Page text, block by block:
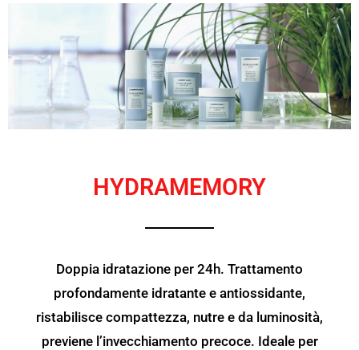
HYDRAMEMORY
Doppia idratazione per 24h. Trattamento
profondamente idratante e antiossidante,
ristabilisce compattezza, nutre e da luminosità,
previene l’invecchiamento precoce. Ideale per